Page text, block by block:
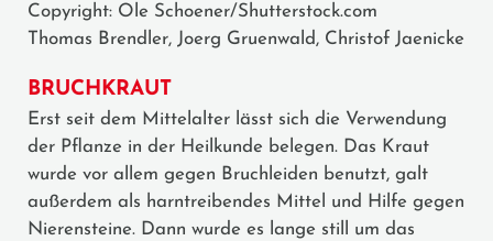
Copyright: Ole Schoener/Shutterstock.com
Thomas Brendler, Joerg Gruenwald, Christof Jaenicke
BRUCHKRAUT
Erst seit dem Mittelalter lässt sich die Verwendung
der Pflanze in der Heilkunde belegen. Das Kraut
wurde vor allem gegen Bruchleiden benutzt, galt
außerdem als harntreibendes Mittel und Hilfe gegen
Nierensteine. Dann wurde es lange still um das